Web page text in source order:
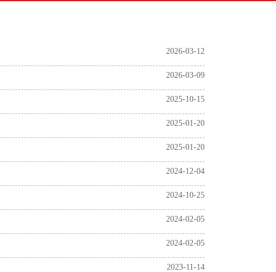
2026-03-12
2026-03-09
2025-10-15
2025-01-20
2025-01-20
2024-12-04
2024-10-25
2024-02-05
2024-02-05
2023-11-14